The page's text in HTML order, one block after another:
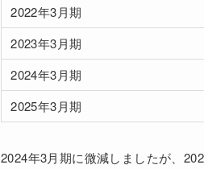
2022年3月期
2023年3月期
2024年3月期
2025年3月期
2024年3月期に微減しましたが、